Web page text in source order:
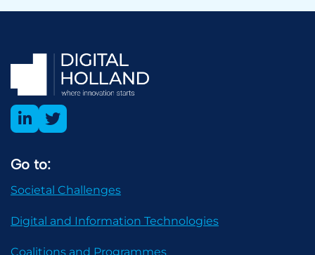
Go to:
Societal Challenges
Digital and Information Technologies
Coalitions and Programmes